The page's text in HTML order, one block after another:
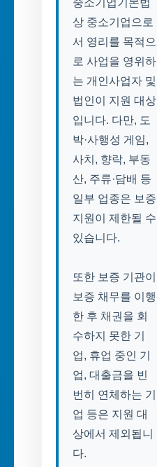
중소기업기본법
상 중소기업으로
서 영리를 목적으
로 사업을 영위하
는 개인사업자 및
법인이 지원 대상
입니다. 다만, 도
박·사행성 게임,
사치, 향락, 부동
산, 주류·담배 등
일부 업종은 보증
지원이 제한될 수
있습니다.
또한 보증 기관이
보증 채무를 이행
한 후 채권을 회
수하지 못한 기
업, 휴업 중인 기
업, 대출금을 빈
번히 연체하는 기
업 등은 지원 대
상에서 제외됩니
다.